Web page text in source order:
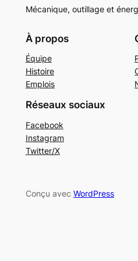
Mécanique, outillage et
À propos
Équipe
Histoire
Emplois
Réseaux sociaux
Facebook
Instagram
Twitter/X
Conçu avec WordPress